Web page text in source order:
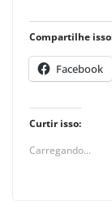
Compartilhe
Facebook
Curtir isso:
Carregando...